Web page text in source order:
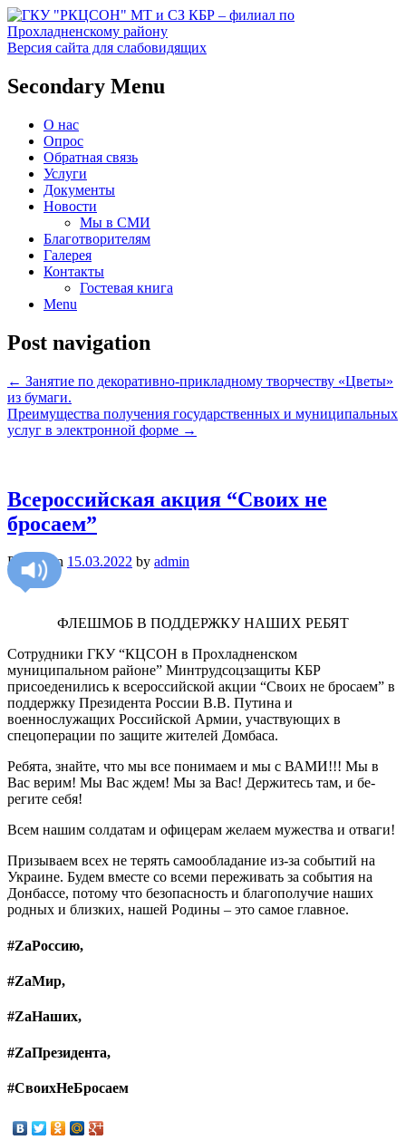
ГКУ "РКЦСОН" МТ и СЗ
КБР – филиал по
Прохладненскому району
Прохладненском районе
Версия сайта для слабовидящих
Secondary Menu
О нас
Опрос
Обратная связь
Услуги
Документы
Новости
Мы в СМИ
Благотворителям
Галерея
Контакты
Гостевая книга
Menu
Post navigation
← Занятие по декоративно-прикладному творчеству «Цветы»
из бумаги.
Преимущества получения государственных и муниципальных
услуг в электронной форме →
Всероссийская акция “Своих не
бросаем”
Posted on 15.03.2022 by admin
ФЛЕШМОБ В ПОДДЕРЖКУ НАШИХ РЕБЯТ
Сотрудники ГКУ “КЦСОН в Прохладненском
муниципальном районе” Минтрудсоцзащиты КБР
присоеденились к всероссийской акции “Своих не бросаем” в
поддержку Президента России В.В. Путина и
военнослужащих Российской Армии, участвующих в
спецоперации по защите жителей Домбаса.
Ребята, знайте, что мы все понимаем и мы с ВАМИ!!! Мы в
Вас верим! Мы Вас ждем! Мы за Вас! Держитесь там, и бе­
регите себя!
Всем нашим солдатам и офицерам желаем му­жества и отваги!
Призываем всех не терять самообладание из-за событий на
Украине. Будем вместе со всеми переживать за события на
Донбассе, потому что безопасность и благополучие наших
родных и близких, нашей Родины – это самое главное.
#ZаРоссию,
#ZаМир,
#ZаНаших,
#ZаПрезидента,
#CвоихНеБросаем